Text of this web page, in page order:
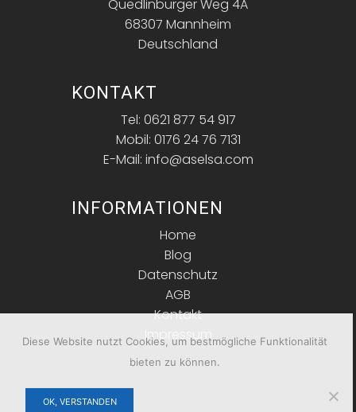
Quedlinburger Weg 4A
68307 Mannheim
Deutschland
KONTAKT
Tel: 0621 877 54 917
Mobil: 0176 24 76 7131
E-Mail: info@aselsa.com
INFORMATIONEN
Home
Blog
Datenschutz
AGB
Kontakt
Impressum
Diese Website nutzt Cookies, um bestmögliche Funktionalität
bieten zu können.
OK, VERSTANDEN